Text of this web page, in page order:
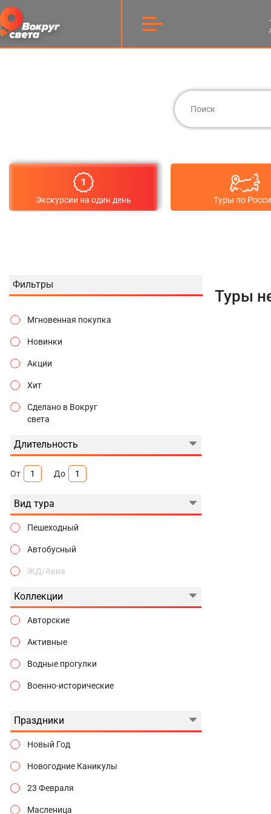
Экскурсии на один день Туры по
Фильтры
Мгновенная покупка
Новинки
Акции
Хит
Сделано в Вокруг
света
Длительность
От До
Вид тура
Пешеходный
Автобусный
ЖД/Авиа
Коллекции
Авторские
Активные
Водные прогулки
Военно-исторические
Городские истории
Государева дорога
Гуляем по Москве
Дворцы и замки
Праздники
Новый Год
Новогодние Каникулы
23 Февраля
Масленица
Туры